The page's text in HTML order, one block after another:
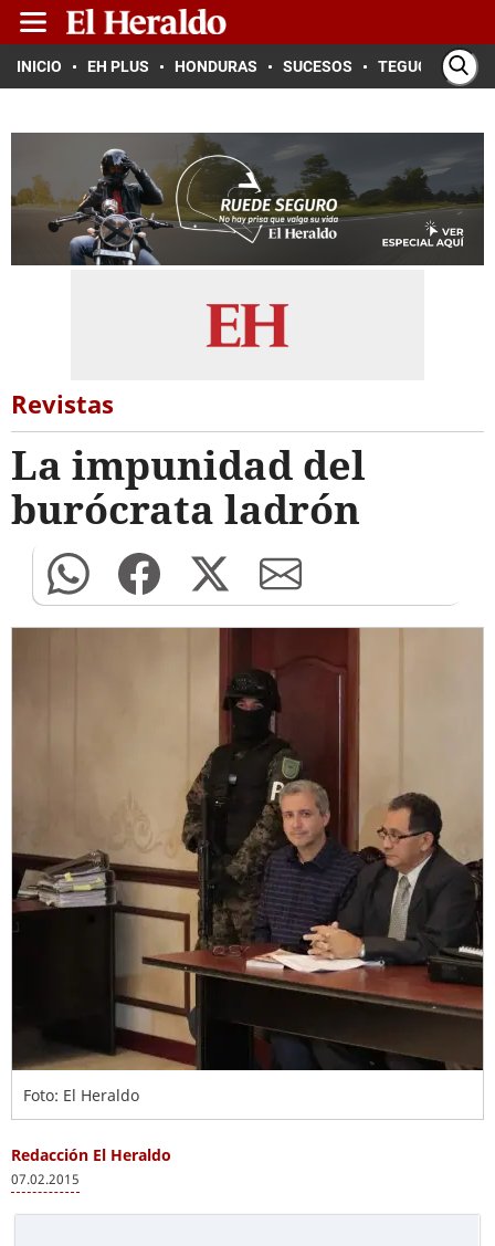
INICIO EH PLUS HONDURAS SUCESOS TEGUCIGALPA
Revistas
La impunidad del
burócrata ladrón
Foto: El Heraldo
Redacción El Heraldo
07.02.2015